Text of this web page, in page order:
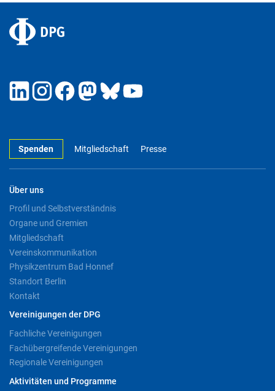
Spenden Mitgliedschaft Presse
Über uns
Profil und Selbstverständnis
Organe und Gremien
Mitgliedschaft
Vereinskommunikation
Physikzentrum Bad Honnef
Standort Berlin
Kontakt
Vereinigungen der DPG
Fachliche Vereinigungen
Fachübergreifende Vereinigungen
Regionale Vereinigungen
Aktivitäten und Programme